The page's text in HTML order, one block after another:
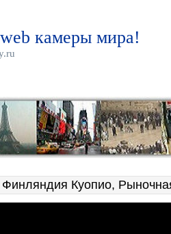
камеры мира!
Финляндия Куопио,